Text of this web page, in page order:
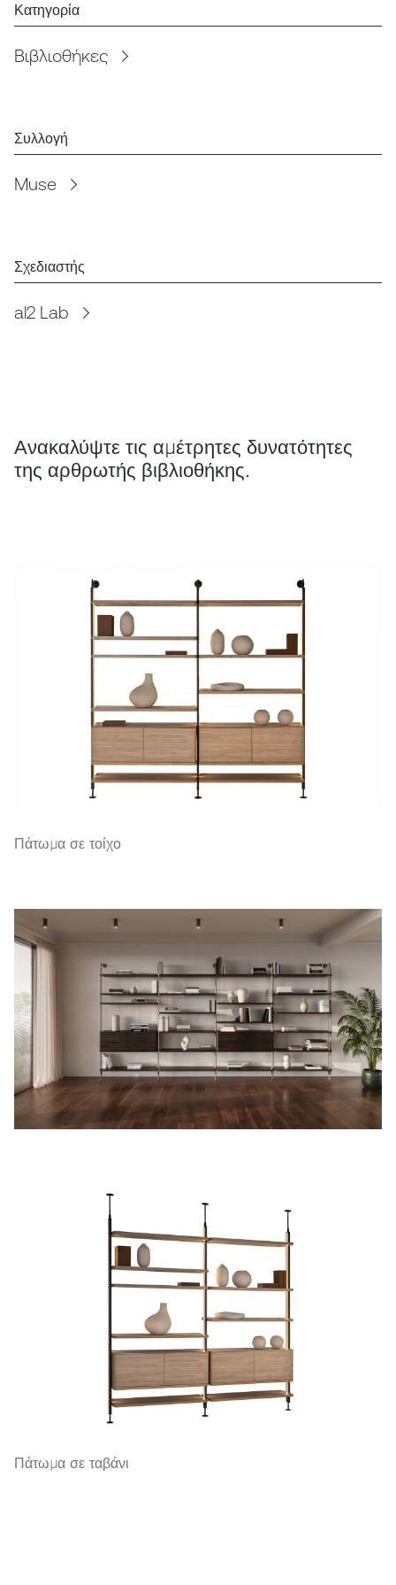
Κατηγορία
Βιβλιοθήκες
Συλλογή
Muse
Σχεδιαστής
al2 Lab
Ανακαλύψτε τις αμέτρητες δυνατότητες
της αρθρωτής βιβλιοθήκης.
Πάτωμα σε τοίχο
Πάτωμα σε ταβάνι